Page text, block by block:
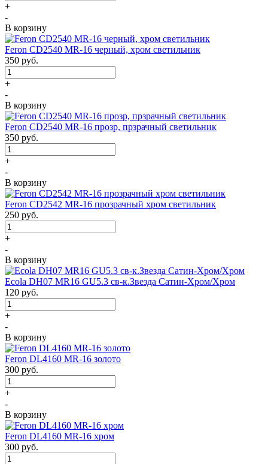
+
-
В корзину
Feron CD2540 MR-16 черный, хром светильник
350 руб.
+
-
В корзину
Feron CD2540 MR-16 прозр, прзрачный светильник
350 руб.
+
-
В корзину
Feron CD2542 MR-16 прозрачный хром светильник
250 руб.
+
-
В корзину
Ecola DH07 MR16 GU5.3 св-к.Звезда Сатин-Хром/Хром
120 руб.
+
-
В корзину
Feron DL4160 MR-16 золото
300 руб.
+
-
В корзину
Feron DL4160 MR-16 хром
300 руб.